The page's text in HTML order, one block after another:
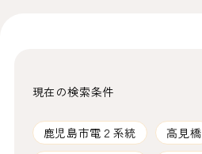
現在の検索条件
鹿児島市電２系統 高見橋